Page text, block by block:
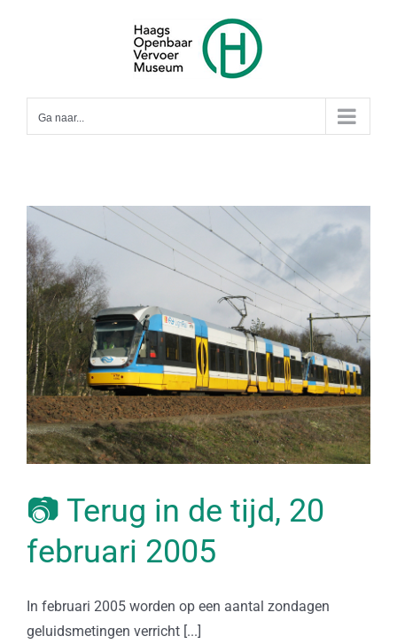
Ga naar...
📷 Terug in de tijd, 20
februari 2005
In februari 2005 worden op een aantal zondagen
geluidsmetingen verricht [...]